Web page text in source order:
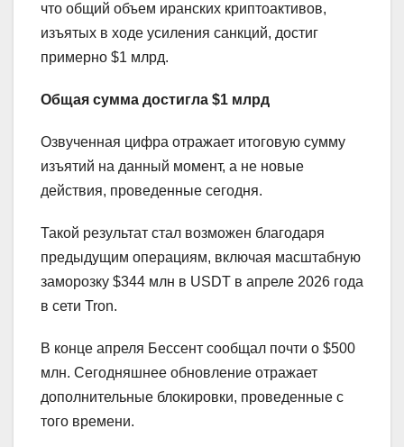
что общий объем иранских криптоактивов,
изъятых в ходе усиления санкций, достиг
примерно $1 млрд.
Общая сумма достигла $1 млрд
Озвученная цифра отражает итоговую сумму
изъятий на данный момент, а не новые
действия, проведенные сегодня.
Такой результат стал возможен благодаря
предыдущим операциям, включая масштабную
заморозку $344 млн в USDT в апреле 2026 года
в сети Tron.
В конце апреля Бессент сообщал почти о $500
млн. Сегодняшнее обновление отражает
дополнительные блокировки, проведенные с
того времени.